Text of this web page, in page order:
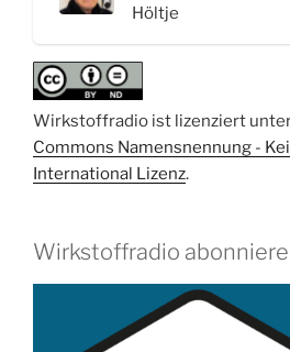
Höltje
Wirkstoffradio ist lizenziert
Commons Namensnennung -
International Lizenz.
Wirkstoffradio